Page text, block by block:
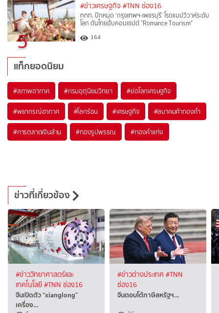
5
#ข่าวเศรษฐกิจ #TNN ช่อง16
ททท. ปักหมุด ‘กรุงเทพฯ-เพชรบุรี’ โรดแมปวิวาห์ระดับ
โลก ดันไทยฮับคอนเซปต์ "Romance Tourism"
164
แท็กยอดนิยม
#สภาพอากาศ #กรมอุตุนิยมวิทยา #ย่อโลกเศรษฐกิจ
#พยากรณ์อากาศ #โลกร้อน #เศรษฐกิจ #สมาคมค้าทองคำ
#การตลาดเงินล้าน #ทองรูปพรรณ #ทองคำแท่ง
ข่าวที่เกี่ยวข้อง
#ข่าววิทยาศาสตร์และ
เทคโนโลยี#TNN ช่อง16
จีนเปิดตัว “xianglong”
เครื่อง…
#ข่าวต่างประเทศ #TNN
ช่อง16
จีนตอบโต้ภาษีสหรัฐฯ…